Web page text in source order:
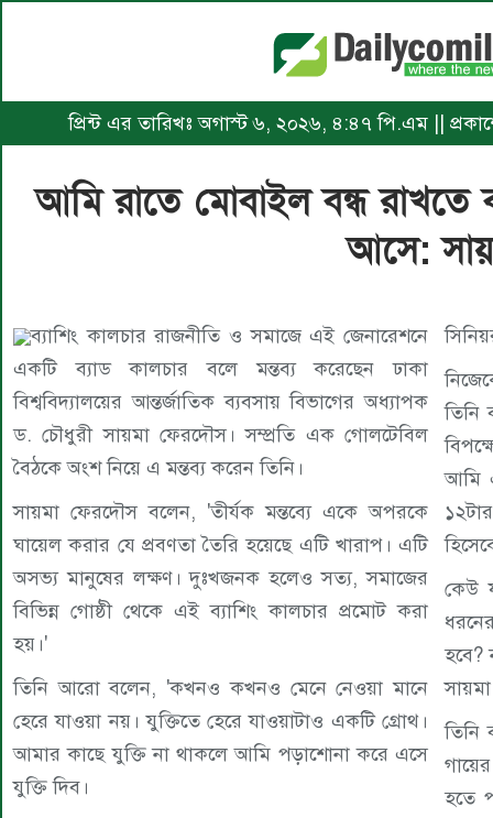
প্রিন্ট এর তারিখঃ অগাস্ট ৬, ২০২৬, ৪:৪৭ পি.এম ||
আমি রাতে মোবাইল বন্ধ রাখতে
আসে:
ব্যাশিং কালচার রাজনীতি ও সমাজে এই জেনারেশনে
একটি ব্যাড কালচার বলে মন্তব্য করেছেন ঢাকা
বিশ্ববিদ্যালয়ের আন্তর্জাতিক ব্যবসায় বিভাগের অধ্যাপক
ড. চৌধুরী সায়মা ফেরদৌস। সম্প্রতি এক গোলটেবিল
বৈঠকে অংশ নিয়ে এ মন্তব্য করেন তিনি।
সায়মা ফেরদৌস বলেন, 'তীর্যক মন্তব্যে একে অপরকে
ঘায়েল করার যে প্রবণতা তৈরি হয়েছে এটি খারাপ। এটি
অসভ্য মানুষের লক্ষণ। দুঃখজনক হলেও সত্য, সমাজের
বিভিন্ন গোষ্ঠী থেকে এই ব্যাশিং কালচার প্রমোট করা
হয়।'
তিনি আরো বলেন, 'কখনও কখনও মেনে নেওয়া মানে
হেরে যাওয়া নয়। যুক্তিতে হেরে যাওয়াটাও একটি গ্রোথ।
আমার কাছে যুক্তি না থাকলে আমি পড়াশোনা করে এসে
যুক্তি দিব।
তিনি
আমি
কেউ
হবে?
তিনি
হতে